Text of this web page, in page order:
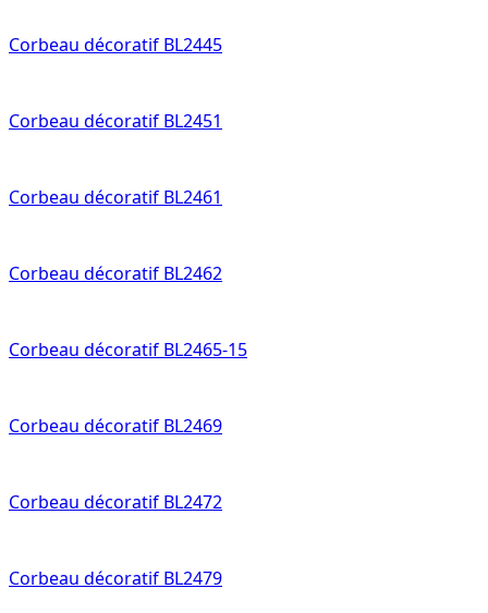
Corbeau décoratif BL2445
Corbeau décoratif BL2451
Corbeau décoratif BL2461
Corbeau décoratif BL2462
Corbeau décoratif BL2465-15
Corbeau décoratif BL2469
Corbeau décoratif BL2472
Corbeau décoratif BL2479